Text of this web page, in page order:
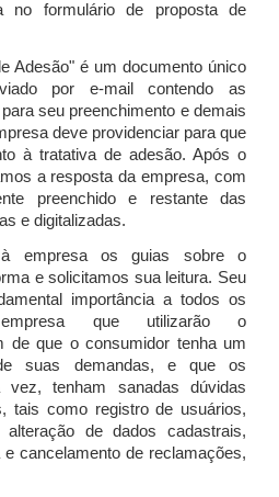
no formulário de proposta de
Adesão" é um documento único
por e-mail contendo as
seu preenchimento e demais
deve providenciar para que
à tratativa de adesão. Após o
a resposta da empresa, com
preenchido e restante das
e digitalizadas.
empresa os guias sobre o
e solicitamos sua leitura. Seu
importância a todos os
que utilizarão o
de que o consumidor tenha um
suas demandas, e que os
vez, tenham sanadas dúvidas
tais como registro de usuários,
de dados cadastrais,
cancelamento de reclamações,